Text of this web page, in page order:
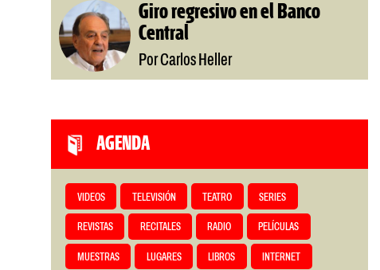
Giro regresivo en el Banco
Central
Por Carlos Heller
AGENDA
VIDEOS TELEVISIÓN TEATRO SERIES
REVISTAS RECITALES RADIO PELÍCULAS
MUESTRAS LUGARES LIBROS INTERNET